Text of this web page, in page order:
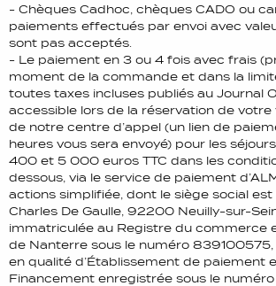
- Chèques Cadhoc, chèques CADO ou
paiements effectués par envoi avec
sont pas acceptés.
- Le paiement en 3 ou 4 fois avec frais
moment de la commande et dans la
toutes taxes incluses publiés au Journal
accessible lors de la réservation de votre
de notre centre d’appel (un lien de
heures vous sera envoyé) pour les
400 et 5 000 euros TTC dans les
dessous, via le service de paiement
actions simplifiée, dont le siège social est
Charles De Gaulle, 92200 Neuilly-sur-
immatriculée au Registre du commerce
de Nanterre sous le numéro
en qualité d’Établissement de paiement
Financement enregistrée sous le